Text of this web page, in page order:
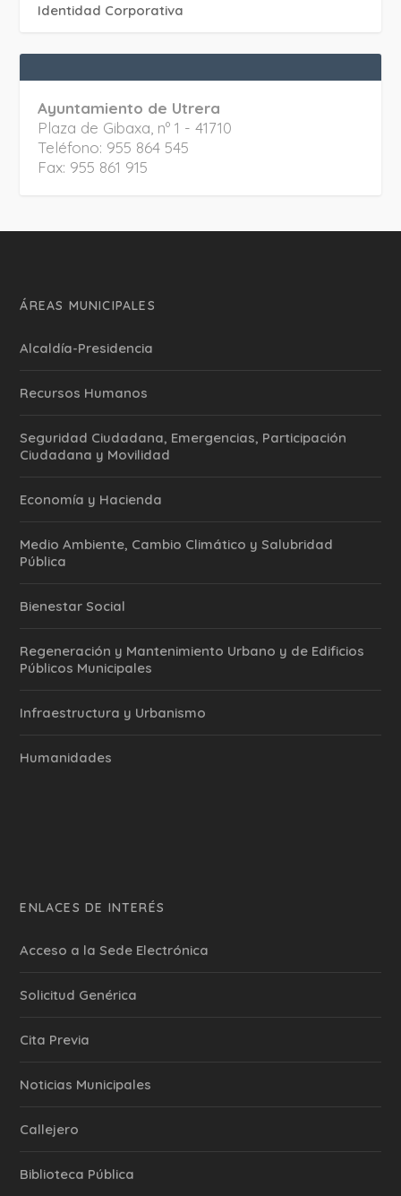
Identidad Corporativa
Ayuntamiento de Utrera
Plaza de Gibaxa, nº 1 - 41710
Teléfono: 955 864 545
Fax: 955 861 915
ÁREAS MUNICIPALES
Alcaldía-Presidencia
Recursos Humanos
Seguridad Ciudadana, Emergencias, Participación
Ciudadana y Movilidad
Economía y Hacienda
Medio Ambiente, Cambio Climático y Salubridad
Pública
Bienestar Social
Regeneración y Mantenimiento Urbano y de Edificios
Públicos Municipales
Infraestructura y Urbanismo
Humanidades
ENLACES DE INTERÉS
Acceso a la Sede Electrónica
Solicitud Genérica
Cita Previa
‎Noticias Municipales
Callejero
Biblioteca Pública